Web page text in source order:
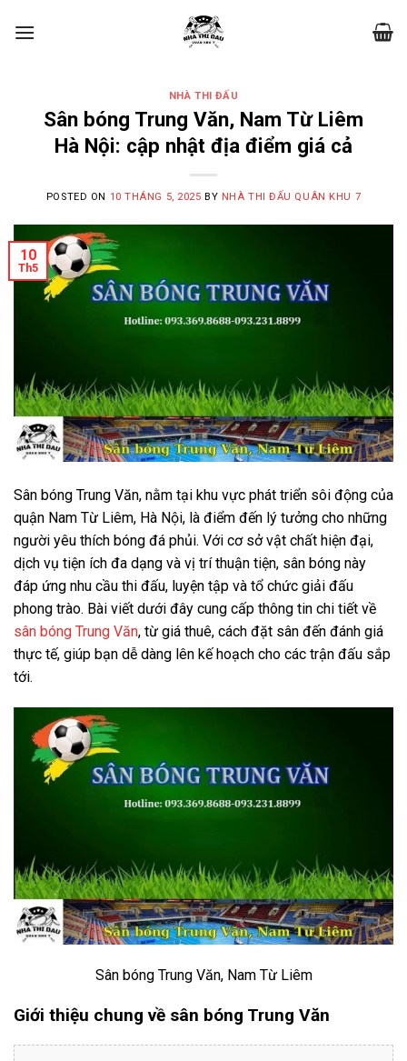
NHÀ THI ĐẤU
Sân bóng Trung Văn, Nam Từ Liêm
Hà Nội: cập nhật địa điểm giá cả
POSTED ON 10 THÁNG 5, 2025 BY NHÀ THI ĐẤU QUÂN KHU 7
10
Th5
Sân bóng Trung Văn, nằm tại khu vực phát triển sôi động của
quận Nam Từ Liêm, Hà Nội, là điểm đến lý tưởng cho những
người yêu thích bóng đá phủi. Với cơ sở vật chất hiện đại,
dịch vụ tiện ích đa dạng và vị trí thuận tiện, sân bóng này
đáp ứng nhu cầu thi đấu, luyện tập và tổ chức giải đấu
phong trào. Bài viết dưới đây cung cấp thông tin chi tiết về
sân bóng Trung Văn, từ giá thuê, cách đặt sân đến đánh giá
thực tế, giúp bạn dễ dàng lên kế hoạch cho các trận đấu sắp
tới.
Sân bóng Trung Văn, Nam Từ Liêm
Giới thiệu chung về sân bóng Trung Văn